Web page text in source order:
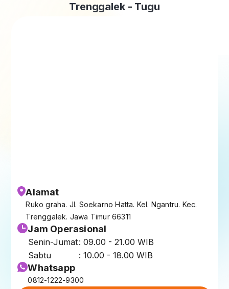
Trenggalek - Tugu
Alamat
Ruko graha. Jl. Soekarno Hatta. Kel. Ngantru. Kec.
Trenggalek. Jawa Timur 66311
Jam Operasional
Senin-Jumat: 09.00 - 21.00 WIB
Sabtu
: 10.00 - 18.00 WIB
Whatsapp
0812-1222-9300